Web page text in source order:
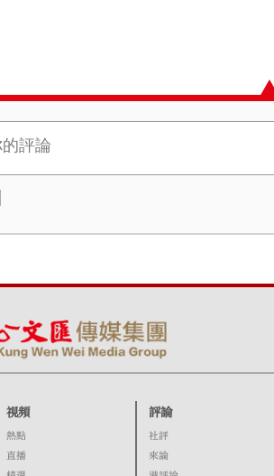
視頻
熱點
直播
評論
社評
來論